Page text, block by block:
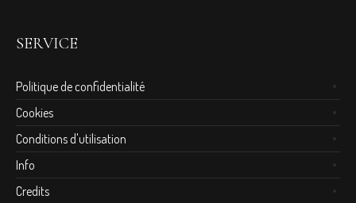
SERVICE
Politique de confidentialité
Cookies
Conditions d'utilisation
Info
Credits